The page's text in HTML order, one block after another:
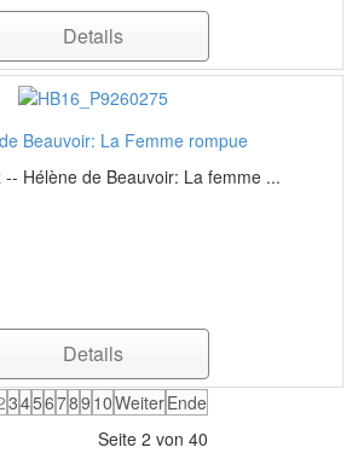
Details
Beauvoir: La Femme rompue
Hélène de Beauvoir: La femme ...
Details
3456789 10WeiterEnde
Seite 2 von 40